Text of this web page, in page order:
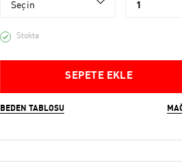
Seçin 1
Stokta
SEPETE EKLE
BEDEN TABLOSU